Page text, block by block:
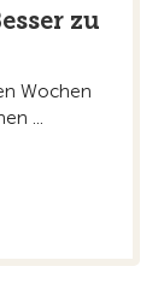
zu
Wochen
...